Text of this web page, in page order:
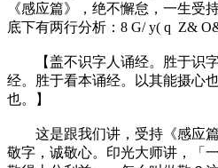
《感应篇》，绝不懈怠，一生受
底下有两行分析： 8 G/ y( q Z&
【盖不识字人诵经。胜于识字
经。胜于看本诵经。以其能摄心
也。】
这是跟我们讲，受持《感应篇
敬字，诚敬心。印光大师讲，「